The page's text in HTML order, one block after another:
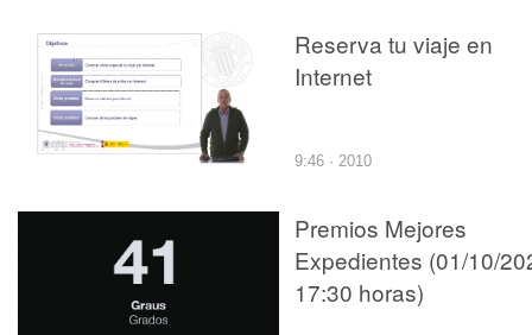
Reserva tu viaje en
Internet
9:46 · 2010
Premios Mejores
Expedientes (01/10/
17:30 horas)